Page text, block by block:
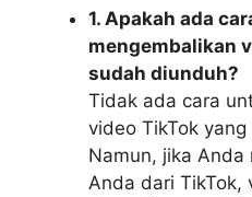
1. Apakah ada
mengembalikan
sudah diunduh?
Tidak ada cara
video TikTok
Namun, jika
Anda dari TikTok,